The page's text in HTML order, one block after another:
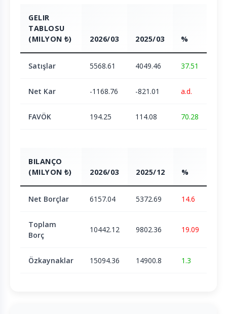
GELIR
TABLOSU
(MILYON ₺)
2026/03 2025/03 %
Satışlar 5568.61 4049.46 37.51
Net Kar -1168.76 -821.01 a.d.
FAVÖK 194.25 114.08 70.28
BILANÇO
(MILYON ₺)
2026/03 2025/12 %
Net Borçlar 6157.04 5372.69 14.6
Toplam
Borç
10442.12 9802.36 19.09
Özkaynaklar 15094.36 14900.8 1.3